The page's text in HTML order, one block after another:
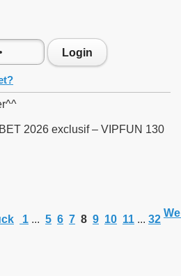
Login
2026 exclusif – VIPFUN 130
1 ... 5 6 7 8 9 10 11 ... 32